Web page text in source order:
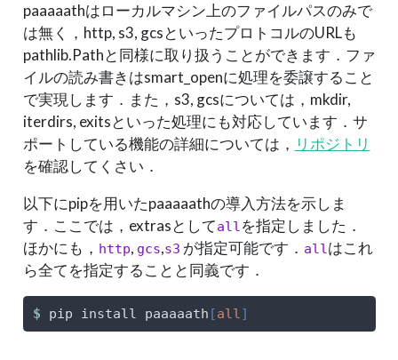
paaaaathはローカルマシン上のファイルパスのみで
は無く，http, s3, gcsといったプロトコルのURLも
pathlib.Pathと同様に取り扱うことができます．ファ
イルの読み書きはsmart_openに処理を委譲すること
で実現します．また，s3, gcsについては，mkdir,
iterdirs, exitsといった処理にも対応しています．サ
ポートしている機能の詳細については， リポジトリ
を確認してくさい．
以下にpipを用いたpaaaaathの導入方法を示しま
す．ここでは，extrasとしてallを指定しました．
ほかにも， http, gcs,s3 が指定可能です． allはこれ
ら全てを指定することと同義です．
$ pip install paaaaath [all]